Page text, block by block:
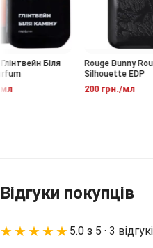
Біля
Rouge Bunny
Silhouette EDP
200 грн./мл
Відгуки покупців
★★★★★ 5.0 з 5 · 3